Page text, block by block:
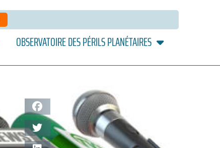
OBSERVATOIRE DES PÉRILS PLANÉTAIRES